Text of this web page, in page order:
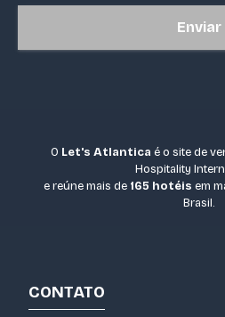
Enviar
O Let's Atlantica é o site de
Hospitality
e reúne mais de 165 hotéis em
Brasil.
CONTATO